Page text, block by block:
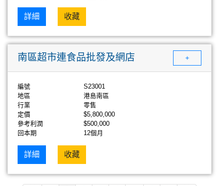
詳細 收藏
南區超市連食品批發及網店 +
編號
S23001
地區
港島南區
行業
零售
定價
$5,800,000
參考利潤
$500,000
回本期
12個月
詳細 收藏